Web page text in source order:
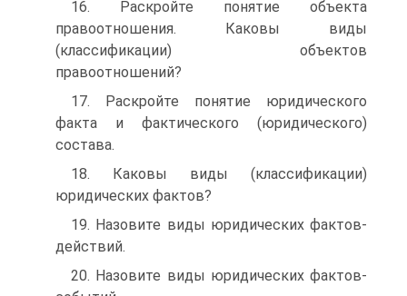
16. Раскройте понятие объекта
правоотношения. Каковы виды
(классификации) объектов
правоотношений?
17. Раскройте понятие юридического
факта и фактического (юри­дического)
состава.
18. Каковы виды (классификации)
юридических фактов?
19. Назовите виды юридических фактов-
действий.
20. Назовите виды юридических фактов-